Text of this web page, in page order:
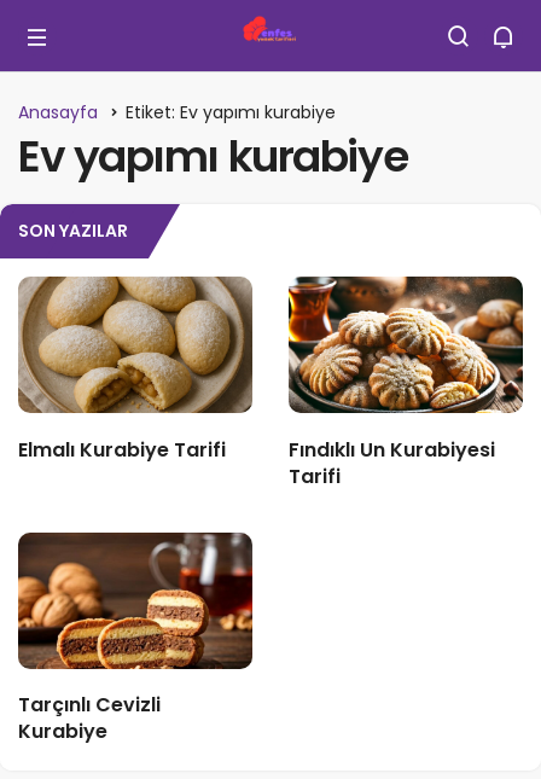
Anasayfa Etiket: Ev yapımı kurabiye
Ev yapımı kurabiye
SON YAZILAR
Elmalı Kurabiye Tarifi
Fındıklı Un Kurabiyesi
Tarifi
Tarçınlı Cevizli
Kurabiye